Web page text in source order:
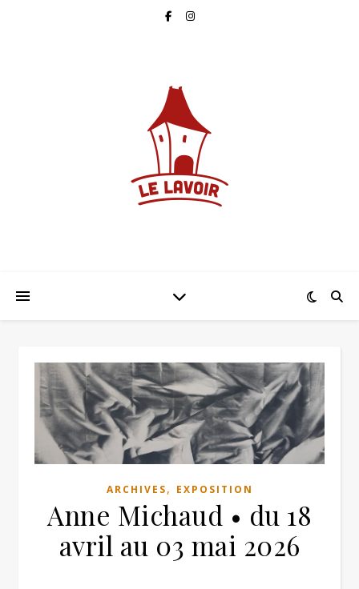
ARCHIVES, EXPOSITION
Anne Michaud • du 18
avril au 03 mai 2026